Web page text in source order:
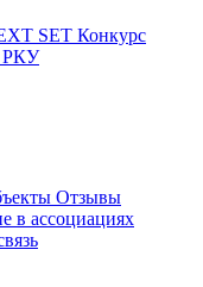
SET Конкурс
РКУ
Отзывы
в ассоциациях